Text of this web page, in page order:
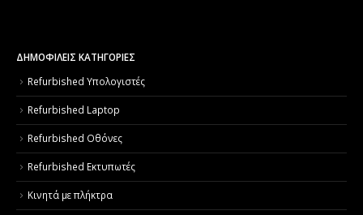
ΔΗΜΟΦΙΛΕΙΣ ΚΑΤΗΓΟΡΙΕΣ
Refurbished Υπολογιστές
Refurbished Laptop
Refurbished Οθόνες
Refurbished Εκτυπωτές
Κινητά με πλήκτρα